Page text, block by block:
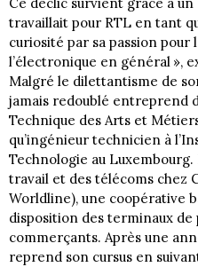
Ce déclic survient grâce à
travaillait pour RTL en tant
curiosité par sa passion pour
l’électronique en général »,
Malgré le dilettantisme de
jamais redoublé entreprend
Technique des Arts et
qu’ingénieur technicien à
Technologie au
travail et des télécoms chez
Worldline), une coopérative
disposition des terminaux
commerçants. Après une
reprend son cursus en